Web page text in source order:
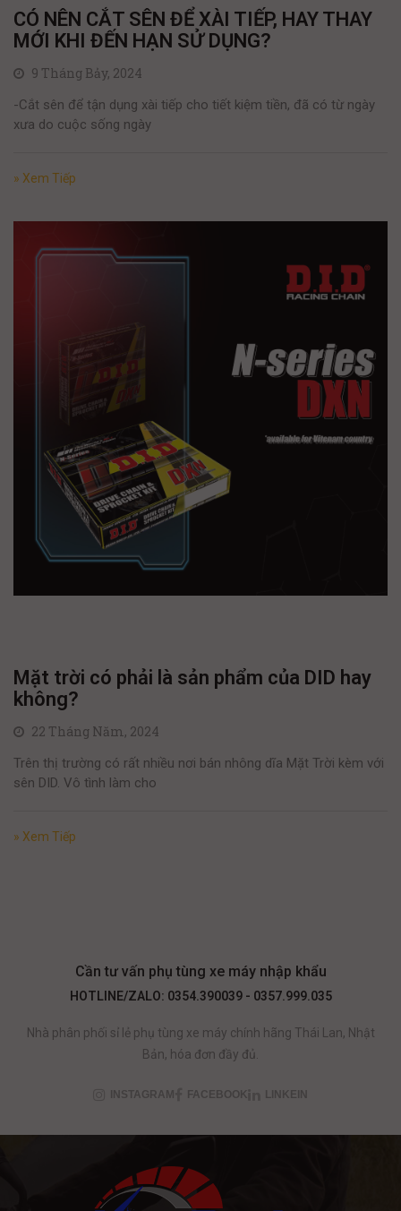
CÓ NÊN CẮT SÊN ĐỂ XÀI TIẾP, HAY THAY
MỚI KHI ĐẾN HẠN SỬ DỤNG?
9 Tháng Bảy, 2024
-Cắt sên để tận dụng xài tiếp cho tiết kiệm tiền, đã có từ ngày
xưa do cuộc sống ngày
» Xem Tiếp
Mặt trời có phải là sản phẩm của DID hay
không?
22 Tháng Năm, 2024
Trên thị trường có rất nhiều nơi bán nhông dĩa Mặt Trời kèm với
sên DID. Vô tình làm cho
» Xem Tiếp
Cần tư vấn phụ tùng xe máy nhập khẩu
HOTLINE/ZALO: 0354.390039 - 0357.999.035
Nhà phân phối sỉ lẻ phụ tùng xe máy chính hãng Thái Lan, Nhật
Bản, hóa đơn đầy đủ.
INSTAGRAM FACEBOOK LINKEIN